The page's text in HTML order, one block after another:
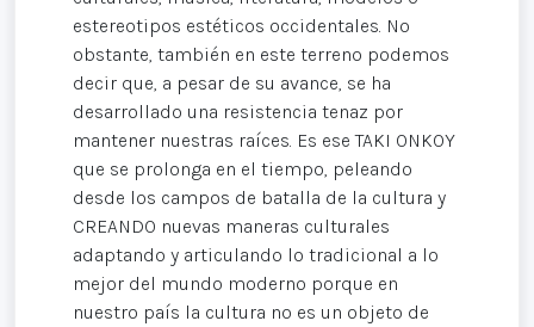
estereotipos estéticos occidentales. No
obstante, también en este terreno podemos
decir que, a pesar de su avance, se ha
desarrollado una resistencia tenaz por
mantener nuestras raíces. Es ese TAKI ONKOY
que se prolonga en el tiempo, peleando
desde los campos de batalla de la cultura y
CREANDO nuevas maneras culturales
adaptando y articulando lo tradicional a lo
mejor del mundo moderno porque en
nuestro país la cultura no es un objeto de